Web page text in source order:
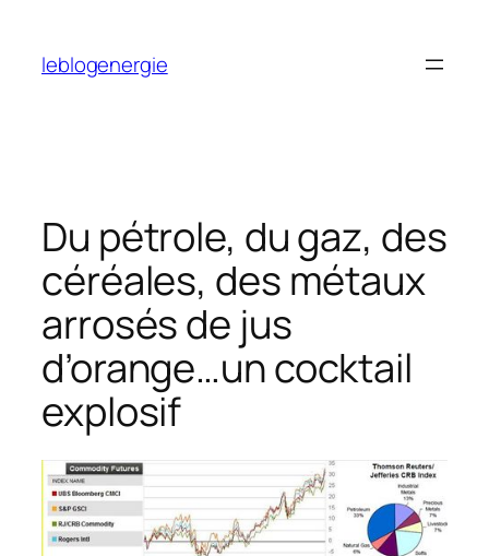
contenu
leblogenergie
Du pétrole, du gaz, des
céréales, des métaux
arrosés de jus
d’orange…un cocktail
explosif